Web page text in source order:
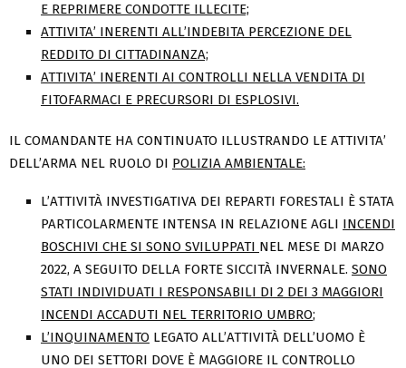
E REPRIMERE CONDOTTE ILLECITE;
ATTIVITA’ INERENTI ALL’INDEBITA PERCEZIONE DEL
REDDITO DI CITTADINANZA;
ATTIVITA’ INERENTI AI CONTROLLI NELLA VENDITA DI
FITOFARMACI E PRECURSORI DI ESPLOSIVI.
IL COMANDANTE HA CONTINUATO ILLUSTRANDO LE ATTIVITA’
DELL’ARMA NEL RUOLO DI POLIZIA AMBIENTALE:
L’ATTIVITÀ INVESTIGATIVA DEI REPARTI FORESTALI È STATA
PARTICOLARMENTE INTENSA IN RELAZIONE AGLI INCENDI
BOSCHIVI CHE SI SONO SVILUPPATI NEL MESE DI MARZO
2022, A SEGUITO DELLA FORTE SICCITÀ INVERNALE. SONO
STATI INDIVIDUATI I RESPONSABILI DI 2 DEI 3 MAGGIORI
INCENDI ACCADUTI NEL TERRITORIO UMBRO;
L’INQUINAMENTO LEGATO ALL’ATTIVITÀ DELL’UOMO È
UNO DEI SETTORI DOVE È MAGGIORE IL CONTROLLO